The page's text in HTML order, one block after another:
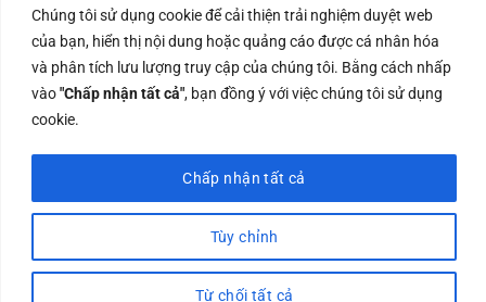
Chúng tôi sử dụng cookie để cải thiện trải nghiệm duyệt web
của bạn, hiển thị nội dung hoặc quảng cáo được cá nhân hóa
và phân tích lưu lượng truy cập của chúng tôi. Bằng cách nhấp
vào"Chấp nhận tất cả", bạn đồng ý với việc chúng tôi sử dụng
cookie.
Tùy chỉnh
Từ chối tất cả
Chấp nhận tất cả
Công ty TNHH Nam Bình Xương - Số ĐKKD: 0108783483
cấp ngày 14/06/2019 bởi Sở Kế Hoạch và Đầu Tư Tp. Hà
Nội
Copyrights @2023 Nam Binh Xuong. All Rights Reserved